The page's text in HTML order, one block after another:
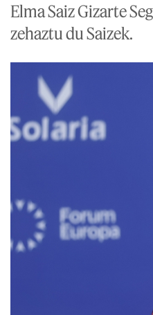
Elma Saiz Gizarte
zehaztu du Saizek.